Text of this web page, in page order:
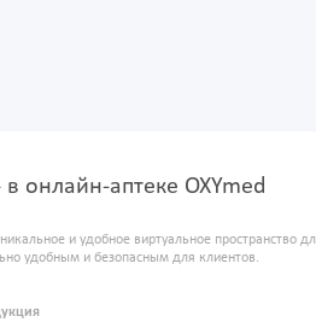
онлайн-аптеке OXYmed
и удобное виртуальное
удобным и безопасным для клиентов.